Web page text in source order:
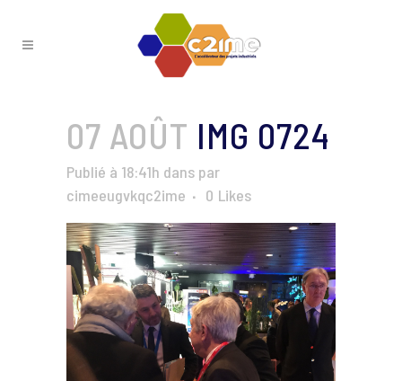
07 AOÛT IMG 0724
Publié à 18:41h dans par
cimeeugvkqc2ime
0 Likes